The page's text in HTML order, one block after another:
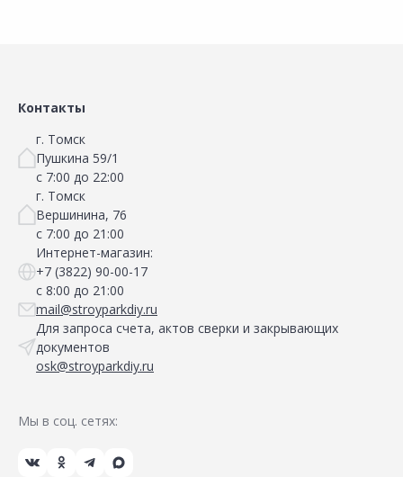
Контакты
г. Томск
Пушкина 59/1
с 7:00 до 22:00
г. Томск
Вершинина, 76
с 7:00 до 21:00
Интернет-магазин:
+7 (3822) 90-00-17
с 8:00 до 21:00
mail@stroyparkdiy.ru
Для запроса счета, актов сверки и закрывающих
документов
osk@stroyparkdiy.ru
Мы в соц. сетях: